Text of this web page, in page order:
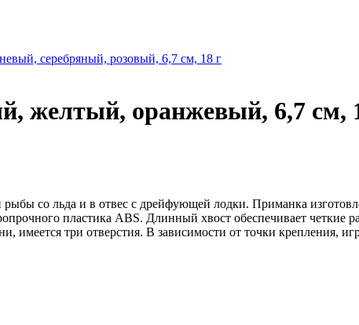
серебряный, розовый, 6,7 см, 18 г
желтый, оранжевый, 6,7 см,
со льда и в отвес с дрейфующей лодки. Приманка
пластика ABS. Длинный хвост обеспечивает четкие
имеется три отверстия. В зависимости от точки крепления,